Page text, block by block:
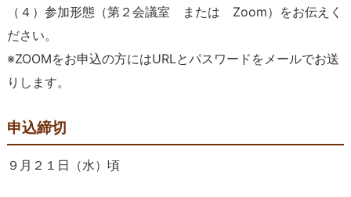
（４）参加形態（第２会議室 または Zoom）をお伝えく
ださい。
※ZOOMをお申込の方にはURLとパスワードをメールでお送
りします。
申込締切
９月２１日（水）頃